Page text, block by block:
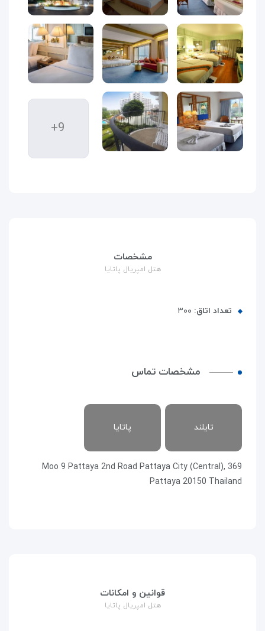
+9
مشخصات
هتل امپریال پاتایا
تعداد اتاق: ۳۰۰
مشخصات تماس
تایلند پاتایا
369 Moo 9 Pattaya 2nd Road Pattaya City (Central),
Pattaya 20150 Thailand
قوانین و امکانات
هتل امپریال پاتایا